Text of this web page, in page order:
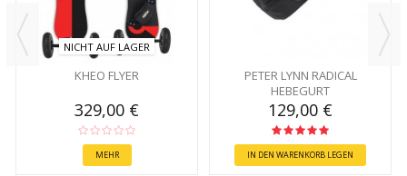
NICHT AUF LAGER
KHEO FLYER
329,00 €
MEHR
PETER LYNN RADICAL
HEBEGURT
129,00 €
IN DEN WARENKORB LEGEN